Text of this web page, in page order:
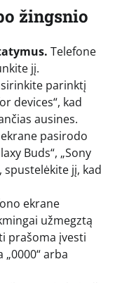
žingsnio
Telefone
jį.
parinktį
devices“, kad
ausines.
pasirodo
Buds“, „Sony
spustelėkite jį, kad
ekrane
užmegztą
prašoma įvesti
arba